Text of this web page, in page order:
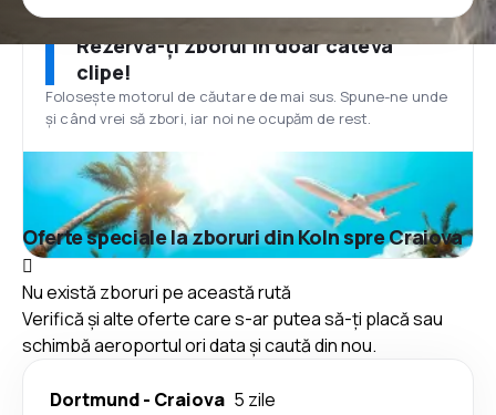
Rezervă-ți zborul în doar câteva
clipe!
Folosește motorul de căutare de mai sus. Spune-ne unde
și când vrei să zbori, iar noi ne ocupăm de rest.
Oferte speciale la zboruri din Koln spre Craiova
Nu există zboruri pe această rută
Verifică și alte oferte care s-ar putea să-ți placă sau
schimbă aeroportul ori data și caută din nou.
Dortmund- Craiova 5 zile